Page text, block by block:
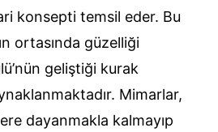
konsepti temsil eder. Bu
ortasında güzelliği
geliştiği kurak
Mimarlar,
dayanmakla kalmayıp